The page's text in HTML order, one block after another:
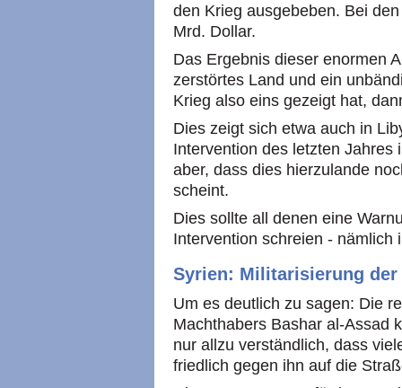
den Krieg ausgebeben. Bei
Mrd. Dollar.
Das Ergebnis dieser enormen
zerstörtes Land und ein
Krieg also eins gezeigt hat,
Dies zeigt sich etwa auch in
Intervention des letzten Jahres
aber, dass dies hierzulande
scheint.
Dies sollte all denen eine
Intervention schreien - nämlich
Syrien: Militarisierung der
Um es deutlich zu sagen: Die
Machthabers Bashar al-Assad
nur allzu verständlich, dass
friedlich gegen ihn auf die